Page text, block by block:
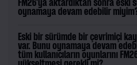
FM26'ya aktardıktan sonra eski
oynamaya devam edebilir
Eski bir sürümde bir çevrimiçi
var. Bunu oynamaya devam
tüm kullanıcıların oyunlarını